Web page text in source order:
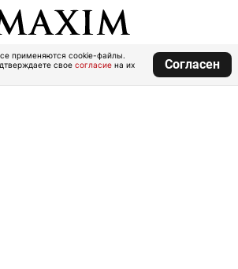
применяются cookie-файлы.
свое согласие на их
Согласен